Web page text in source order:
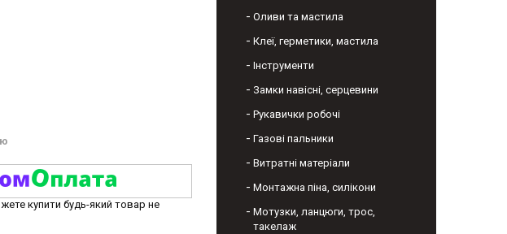
купити будь-який товар не
Оливи та мастила
Клеї, герметики, мастила
Інструменти
Замки навісні, серцевини
Рукавички робочі
Газові пальники
Витратні матеріали
Монтажна піна, силікони
Мотузки, ланцюги, трос,
такелаж